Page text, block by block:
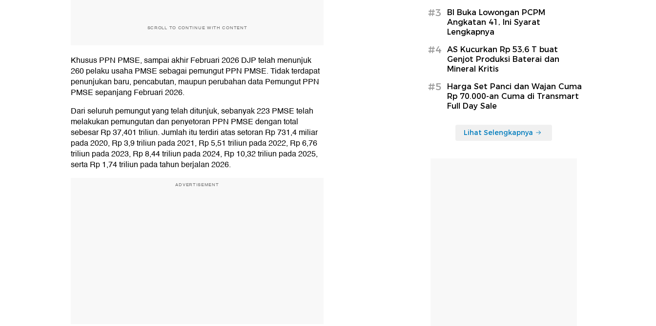
SCROLL TO CONTINUE WITH CONTENT
Khusus PPN PMSE, sampai akhir Februari 2026 DJP telah menunjuk
260 pelaku usaha PMSE sebagai pemungut PPN PMSE. Tidak terdapat
penunjukan baru, pencabutan, maupun perubahan data Pemungut PPN
PMSE sepanjang Februari 2026.
Dari seluruh pemungut yang telah ditunjuk, sebanyak 223 PMSE telah
melakukan pemungutan dan penyetoran PPN PMSE dengan total
sebesar Rp 37,401 triliun. Jumlah itu terdiri atas setoran Rp 731,4 miliar
pada 2020, Rp 3,9 triliun pada 2021, Rp 5,51 triliun pada 2022, Rp 6,76
triliun pada 2023, Rp 8,44 triliun pada 2024, Rp 10,32 triliun pada 2025,
serta Rp 1,74 triliun pada tahun berjalan 2026.
ADVERTISEMENT
#3
BI Buka Lowongan PCPM
Angkatan 41, Ini Syarat
Lengkapnya
#4
AS Kucurkan Rp 53,6 T buat
Genjot Produksi Baterai dan
Mineral Kritis
#5
Harga Set Panci dan Wajan Cuma
Rp 70.000-an Cuma di Transmart
Full Day Sale
Lihat Selengkapnya